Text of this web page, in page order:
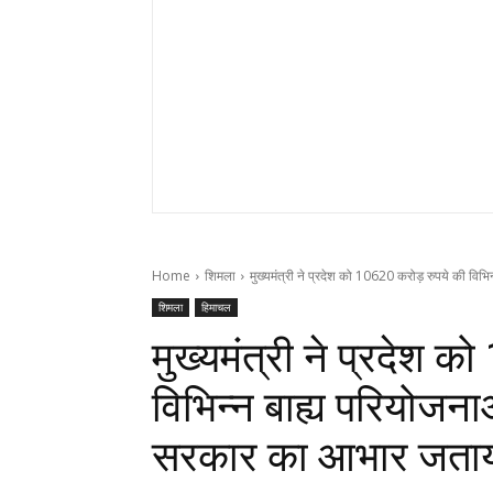
Home शिमला मुख्यमंत्री ने प्रदेश को 10620 करोड़ रुपये की
शिमला हिमाचल
मुख्यमंत्री ने प्रदेश
विभिन्न बाह्य
सरकार का आभार